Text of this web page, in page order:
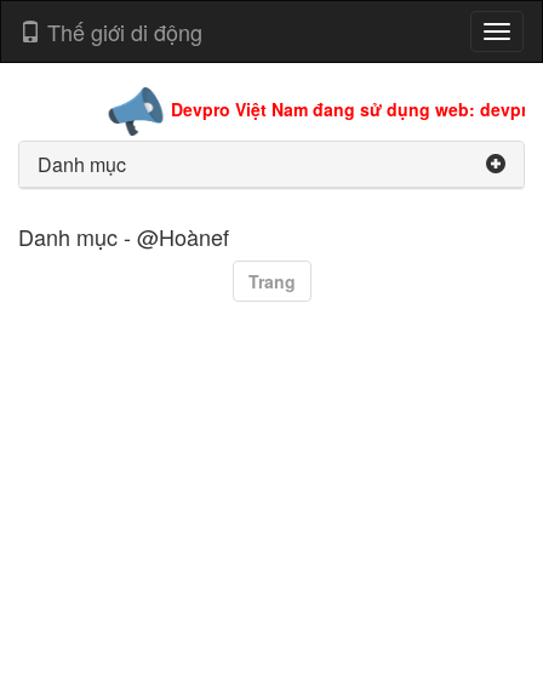
Thế giới di động
Devpro Việt Nam đang sử dụng web:
Danh mục
Danh mục - @Hoànef
Trang